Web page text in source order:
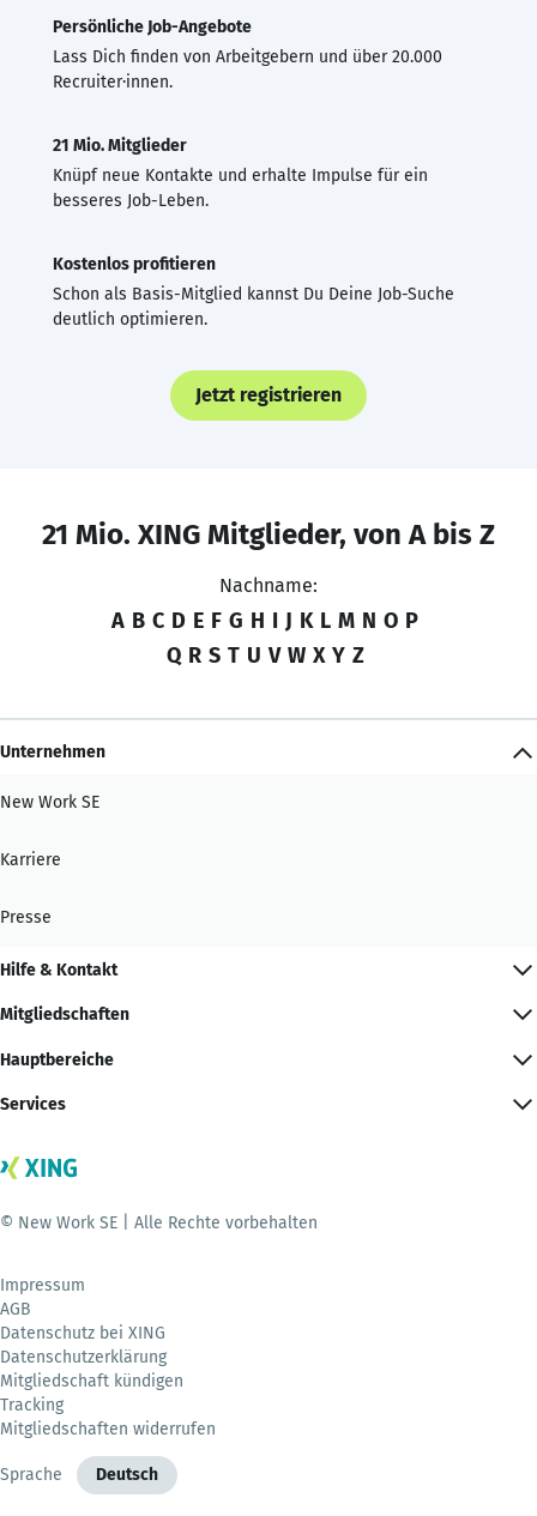
Persönliche Job-Angebote
Lass Dich finden von Arbeitgebern und über 20.000
Recruiter·innen.
21 Mio. Mitglieder
Knüpf neue Kontakte und erhalte Impulse für ein
besseres Job-Leben.
Kostenlos profitieren
Schon als Basis-Mitglied kannst Du Deine Job-Suche
deutlich optimieren.
Jetzt registrieren
21 Mio. XING Mitglieder, von A bis Z
Nachname:
A B C D E F G H I J K L M N O P
Q R S T U V W X Y Z
Unternehmen
New Work SE
Karriere
Presse
Hilfe & Kontakt
Mitgliedschaften
Hauptbereiche
Services
© New Work SE | Alle Rechte vorbehalten
Impressum
AGB
Datenschutz bei XING
Datenschutzerklärung
Mitgliedschaft kündigen
Tracking
Mitgliedschaften widerrufen
Sprache Deutsch